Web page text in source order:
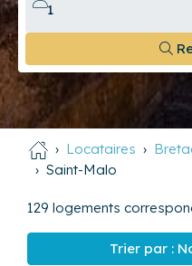
Locataires
Saint-Malo
129 logements
Trier par :